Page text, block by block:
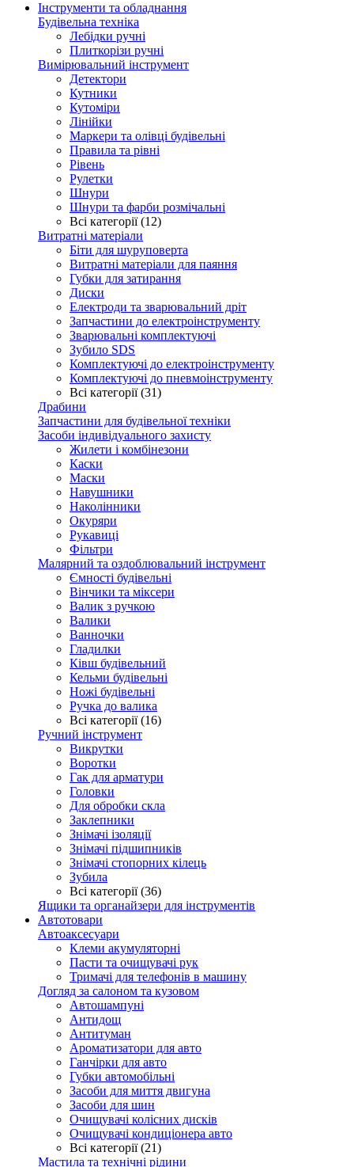
Інструменти та обладнання
Будівельна техніка
Лебідки ручні
Плиткорізи ручні
Вимірювальний інструмент
Детектори
Кутники
Кутоміри
Лінійки
Маркери та олівці будівельні
Правила та рівні
Рівень
Рулетки
Шнури
Шнури та фарби розмічальні
Всі категорії (12)
Витратні матеріали
Біти для шуруповерта
Витратні матеріали для паяння
Губки для затирання
Диски
Електроди та зварювальний дріт
Запчастини до електроінструменту
Зварювальні комплектуючі
Зубило SDS
Комплектуючі до електроінструменту
Комплектуючі до пневмоінструменту
Всі категорії (31)
Драбини
Запчастини для будівельної техніки
Засоби індивідуального захисту
Жилети і комбінезони
Каски
Маски
Навушники
Наколінники
Окуряри
Рукавиці
Фільтри
Малярний та оздоблювальний інструмент
Ємності будівельні
Вінчики та міксери
Валик з ручкою
Валики
Ванночки
Гладилки
Ківш будівельний
Кельми будівельні
Ножі будівельні
Ручка до валика
Всі категорії (16)
Ручний інструмент
Викрутки
Воротки
Гак для арматури
Головки
Для обробки скла
Заклепники
Знімачі ізоляції
Знімачі підшипників
Знімачі стопорних кілець
Зубила
Всі категорії (36)
Ящики та органайзери для інструментів
Автотовари
Автоаксесуари
Клеми акумуляторні
Пасти та очищувачі рук
Тримачі для телефонів в машину
Догляд за салоном та кузовом
Автошампуні
Антидощ
Антитуман
Ароматизатори для авто
Ганчірки для авто
Губки автомобільні
Засоби для миття двигуна
Засоби для шин
Очищувачі колісних дисків
Очищувачі кондиціонера авто
Всі категорії (21)
Мастила та технічні рідини